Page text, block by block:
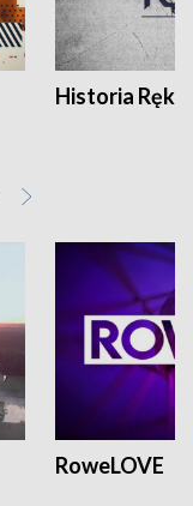
Historia Ręką
RoweLOVE